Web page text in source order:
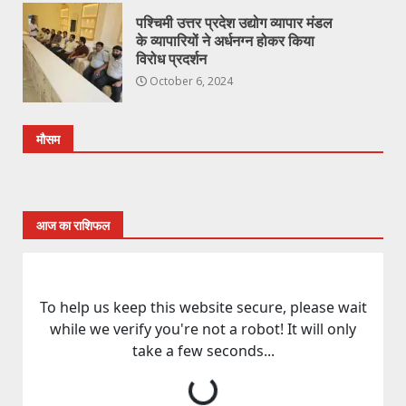
पश्चिमी उत्तर प्रदेश उद्योग व्यापार मंडल
के व्यापारियों ने अर्धनग्न होकर किया
विरोध प्रदर्शन
October 6, 2024
मौसम
आज का राशिफल